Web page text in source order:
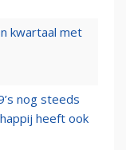
kwartaal met
nog steeds
heeft ook